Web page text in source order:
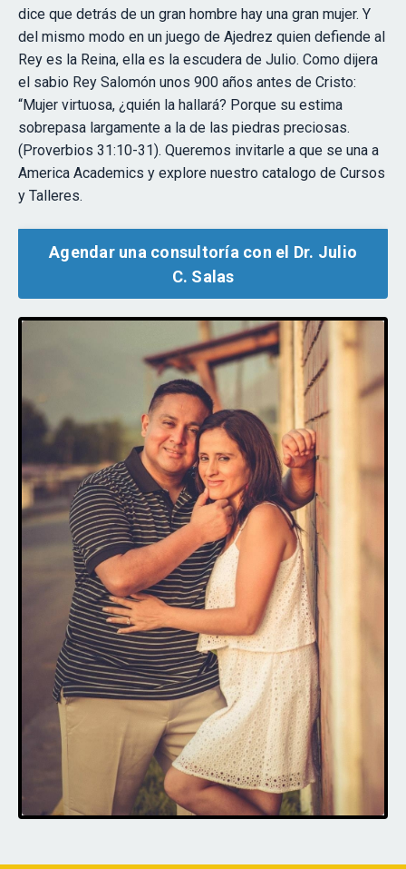
dice que detrás de un gran hombre hay una gran mujer. Y
del mismo modo en un juego de Ajedrez quien defiende al
Rey es la Reina, ella es la escudera de Julio. Como dijera
el sabio Rey Salomón unos 900 años antes de Cristo:
“Mujer virtuosa, ¿quién la hallará? Porque su estima
sobrepasa largamente a la de las piedras preciosas.
(Proverbios 31:10-31). Queremos invitarle a que se una a
America Academics y explore nuestro catalogo de Cursos
y Talleres.
Agendar una consultoría con el Dr. Julio
C. Salas